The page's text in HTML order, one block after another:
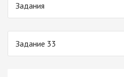
Задания
Задание 33